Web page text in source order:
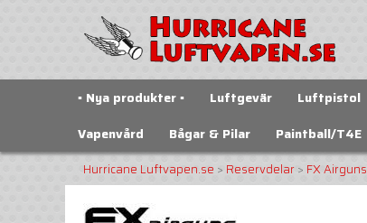
▪️ Nya produkter ▪️ Luftgevär Luftpistol
Vapenvård
Bågar & Pilar Paintball/T4E
Hurricane Luftvapen.se > Reservdelar> FX Airguns